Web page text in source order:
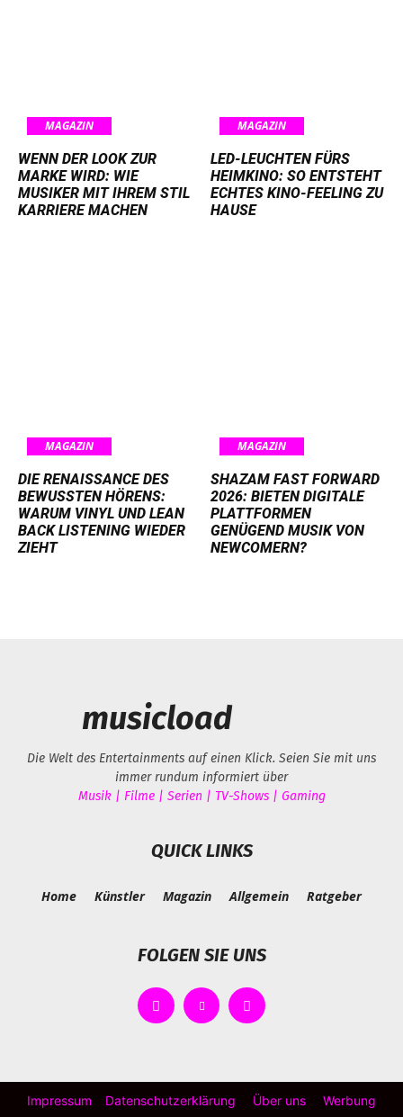
MAGAZIN
WENN DER LOOK ZUR
MARKE WIRD: WIE
MUSIKER MIT IHREM STIL
KARRIERE MACHEN
MAGAZIN
LED-LEUCHTEN FÜRS
HEIMKINO: SO ENTSTEHT
ECHTES KINO-FEELING ZU
HAUSE
MAGAZIN
DIE RENAISSANCE DES
BEWUSSTEN HÖRENS:
WARUM VINYL UND LEAN
BACK LISTENING WIEDER
ZIEHT
MAGAZIN
SHAZAM FAST FORWARD
2026: BIETEN DIGITALE
PLATTFORMEN
GENÜGEND MUSIK VON
NEWCOMERN?
musicload
Die Welt des Entertainments auf einen Klick. Seien Sie mit uns
immer rundum informiert über
Musik | Filme | Serien | TV-Shows | Gaming
QUICK LINKS
Home Künstler Magazin Allgemein Ratgeber
FOLGEN SIE UNS
Impressum Datenschutzerklärung Über uns Werbung